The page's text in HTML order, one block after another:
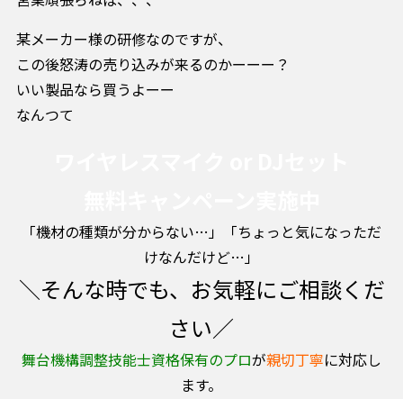
某メーカー様の研修なのですが、
この後怒涛の売り込みが来るのかーーー？
いい製品なら買うよーー
なんつて
「機材の種類が分からない…」「ちょっと気になっただ
けなんだけど…」
＼そんな時でも、お気軽にご相談くだ
さい／
舞台機構調整技能士資格保有のプロが親切丁寧に対応し
ます。